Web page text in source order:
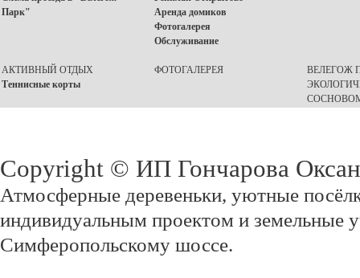
Парк"
Аренда домиков
Фотогалерея
Обслуживание
АКТИВНЫЙ ОТДЫХ
Теннисные корты
ФОТОГАЛЕРЕЯ
ВЕЛЕГОЖ
Copyright © ИП Гончарова
Атмосферные деревеньки, уютные
индивидуальным проектом и земельные
Симферопольскому шоссе.